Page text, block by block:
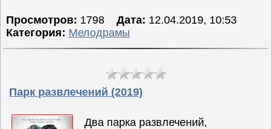
Просмотров: 1798 Дата: 12.04.2019, 10:53
Категория: Мелодрамы
Парк развлечений (2019)
Два парка развлечений,